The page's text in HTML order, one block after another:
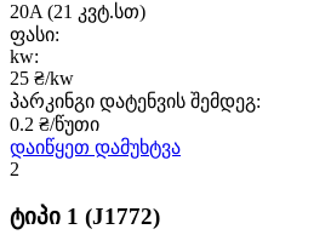
20A (21 კვტ.სთ)
ფასი:
kw:
25 ₴/kw
პარკინგი დატენვის შემდეგ:
0.2 ₴/წუთი
დაიწყეთ დამუხტვა
2
ტიპი 1 (J1772)